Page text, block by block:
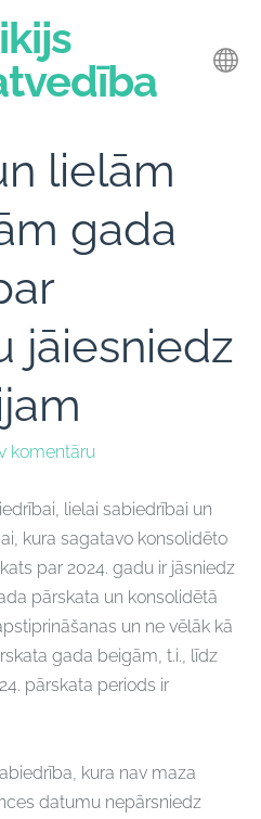
lielām
gada
jāiesniedz
komentāru
lielai sabiedrībai un
kura sagatavo konsolidēto
par 2024. gadu ir jāsniedz
pārskata un konsolidētā
un ne vēlāk kā
gada beigām, t.i., līdz
pārskata periods ir
kura nav maza
datumu nepārsniedz